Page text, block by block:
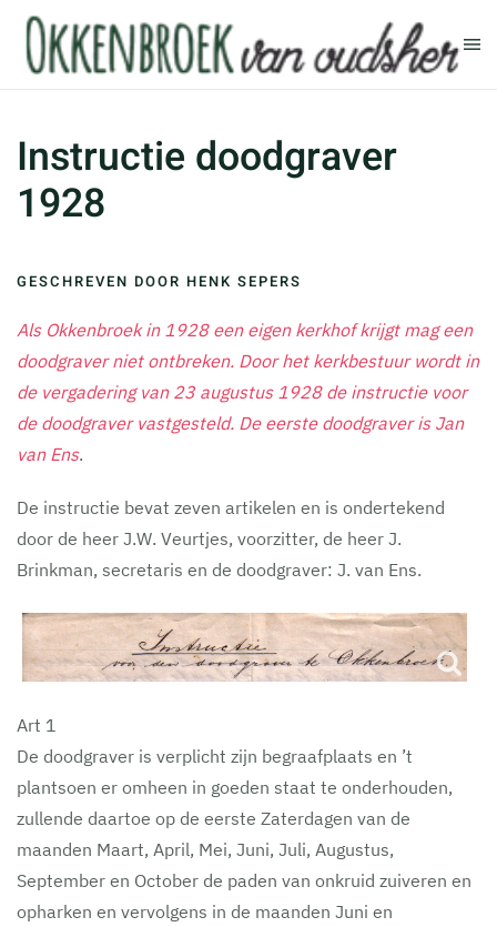
Terug naar hoofdinhoud
Instructie doodgraver
1928
GESCHREVEN DOOR HENK SEPERS
Als Okkenbroek in 1928 een eigen kerkhof krijgt mag een
doodgraver niet ontbreken. Door het kerkbestuur wordt in
de vergadering van 23 augustus 1928 de instructie voor
de doodgraver vastgesteld. De eerste doodgraver is Jan
van Ens.
De instructie bevat zeven artikelen en is ondertekend
door de heer J.W. Veurtjes, voorzitter, de heer J.
Brinkman, secretaris en de doodgraver: J. van Ens.
Art 1
De doodgraver is verplicht zijn begraafplaats en ’t
plantsoen er omheen in goeden staat te onderhouden,
zullende daartoe op de eerste Zaterdagen van de
maanden Maart, April, Mei, Juni, Juli, Augustus,
September en October de paden van onkruid zuiveren en
opharken en vervolgens in de maanden Juni en